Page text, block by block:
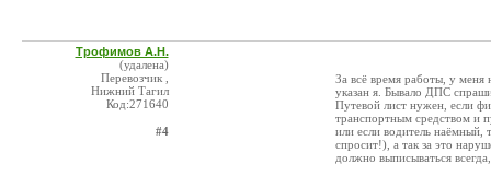
Трофимов А.Н.
(удалена)
Перевозчик ,
Нижний Тагил
Код:271640
#4
За всё время работы, у меня
указан я. Бывало ДПС
Путевой лист нужен, если
транспортным средством и
или если водитель наёмный,
спросит!), а так за это
должно выписываться